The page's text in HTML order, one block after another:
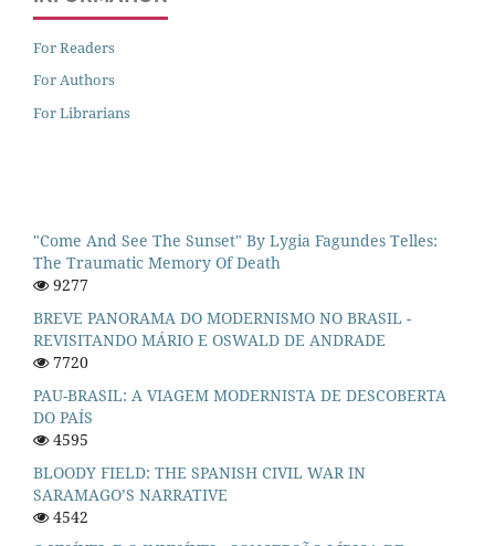
For Readers
For Authors
For Librarians
"Come And See The Sunset" By Lygia Fagundes Telles:
The Traumatic Memory Of Death
9277
BREVE PANORAMA DO MODERNISMO NO BRASIL -
REVISITANDO MÁRIO E OSWALD DE ANDRADE
7720
PAU-BRASIL: A VIAGEM MODERNISTA DE DESCOBERTA
DO PAÍS
4595
BLOODY FIELD: THE SPANISH CIVIL WAR IN
SARAMAGO’S NARRATIVE
4542